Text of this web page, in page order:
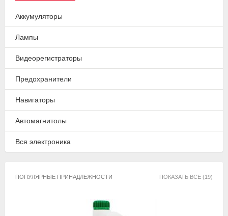
Аккумуляторы
Лампы
Видеорегистраторы
Предохранители
Навигаторы
Автомагнитолы
Вся электроника
ПОПУЛЯРНЫЕ ПРИНАДЛЕЖНОСТИ ПОКАЗАТЬ ВСЕ (19)